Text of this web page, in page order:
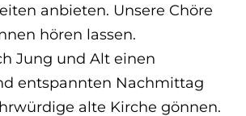
anbieten. Unsere Chöre
hören lassen.
Jung und Alt einen
entspannten Nachmittag
alte Kirche gönnen.